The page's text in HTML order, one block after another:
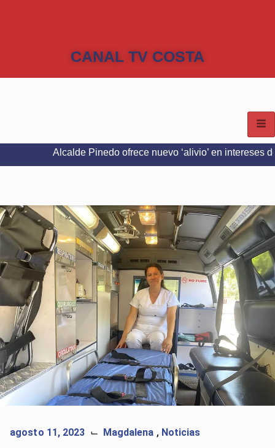
CANAL TV COSTA
Alcalde Pinedo ofrece nuevo ‘alivio’ en intereses del Predial e
agosto 11, 2023 ⌙ Magdalena , Noticias